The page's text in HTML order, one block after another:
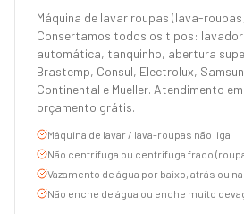
Máquina de lavar roupas (lava-
Consertamos todos os tipos:
automática, tanquinho, abertura
Brastemp, Consul, Electrolux,
Continental e Mueller. Atendimento
orçamento grátis.
Máquina de lavar / lava-roupas não liga
Não centrifuga ou centrifuga fraco
Vazamento de água por baixo, atrás ou
Não enche de água ou enche muito